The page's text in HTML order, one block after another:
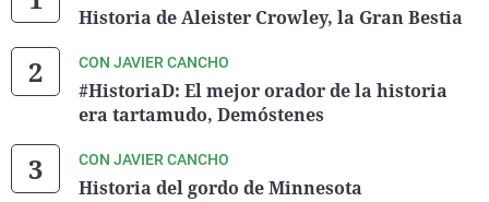
Historia de Aleister Crowley, la Gran Bestia
CON JAVIER CANCHO
#HistoriaD: El mejor orador de la historia
era tartamudo, Demóstenes
CON JAVIER CANCHO
Historia del gordo de Minnesota